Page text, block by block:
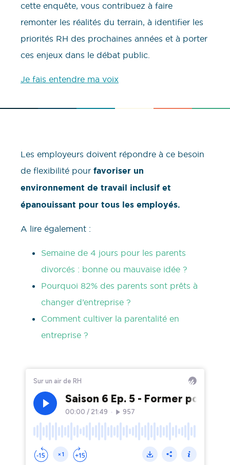
cette enquête, vous contribuez à faire
remonter les réalités du terrain, à identifier les
priorités RH des prochaines années et à porter
ces enjeux dans le débat public.
Je fais entendre ma voix
Les employeurs doivent répondre à ce besoin
de flexibilité pour favoriser un
environnement de travail inclusif et
épanouissant pour tous les employés.
A lire également :
Semaine de 4 jours pour les parents
divorcés : bonne ou mauvaise idée ?
Pourquoi 82% des parents sont prêts à
changer d’entreprise ?
Comment cultiver la parentalité en
entreprise ?